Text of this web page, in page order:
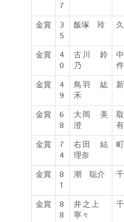
7
金賞
3
5
飯塚 玲
金賞
4
0
古川 鈴
乃
金賞
4
9
鳥羽 紘
禾
金賞
6
8
大岡 美
澄
有
金賞
7
4
右田 結
理奈
金賞
8
1
潮 聡介
金賞
8
8
井之上
寧々